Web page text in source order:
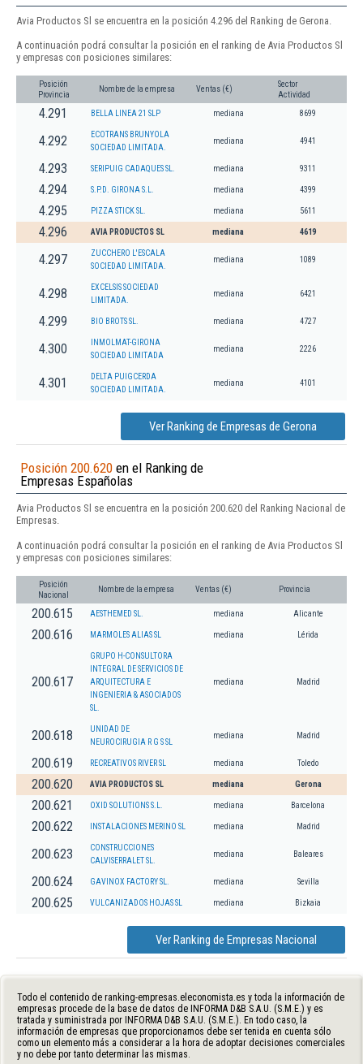
Avia Productos Sl se encuentra en la posición 4.296 del Ranking de Gerona.
A continuación podrá consultar la posición en el ranking de Avia Productos Sl
y empresas con posiciones similares:
Posición
Provincia
Nombre de la empresa Ventas (€)
Sector
Actividad
4.291 BELLA LINEA 21 SLP mediana 8699
4.292
ECOTRANS BRUNYOLA
SOCIEDAD LIMITADA.
mediana 4941
4.293 SERIPUIG CADAQUES SL. mediana 9311
4.294 S.P.D. GIRONA S.L. mediana 4399
4.295 PIZZA STICK SL. mediana 5611
4.296 AVIA PRODUCTOS SL mediana 4619
4.297
ZUCCHERO L'ESCALA
SOCIEDAD LIMITADA.
mediana 1089
4.298
EXCELSIS SOCIEDAD
LIMITADA.
mediana 6421
4.299 BIO BROTS SL. mediana 4727
4.300
INMOLMAT-GIRONA
SOCIEDAD LIMITADA
mediana 2226
4.301
DELTA PUIGCERDA
SOCIEDAD LIMITADA.
mediana 4101
Ver Ranking de Empresas de Gerona
Posición 200.620 en el Ranking de
Empresas Españolas
Avia Productos Sl se encuentra en la posición 200.620 del Ranking Nacional de
Empresas.
A continuación podrá consultar la posición en el ranking de Avia Productos Sl
y empresas con posiciones similares:
Posición
Nacional
Nombre de la empresa Ventas (€) Provincia
200.615 AESTHEMED SL. mediana Alicante
200.616 MARMOLES ALIAS SL mediana Lérida
200.617
GRUPO H-CONSULTORA
INTEGRAL DE SERVICIOS DE
ARQUITECTURA E
INGENIERIA & ASOCIADOS
SL.
mediana Madrid
200.618
UNIDAD DE
NEUROCIRUGIA R G S SL
mediana Madrid
200.619 RECREATIVOS RIVER SL mediana Toledo
200.620 AVIA PRODUCTOS SL mediana Gerona
200.621 OXID SOLUTIONS S.L. mediana Barcelona
200.622 INSTALACIONES MERINO SL mediana Madrid
200.623
CONSTRUCCIONES
CALVISERRALET SL.
mediana Baleares
200.624 GAVINOX FACTORY SL. mediana Sevilla
200.625 VULCANIZADOS HOJAS SL mediana Bizkaia
Ver Ranking de Empresas Nacional
Todo el contenido de ranking-empresas.eleconomista.es y toda la información de
empresas procede de la base de datos de INFORMA D&B S.A.U. (S.M.E.) y es
tratada y suministrada por INFORMA D&B S.A.U. (S.M.E.). En todo caso, la
información de empresas que proporcionamos debe ser tenida en cuenta sólo
como un elemento más a considerar a la hora de adoptar decisiones comerciales
y no debe por tanto determinar las mismas.